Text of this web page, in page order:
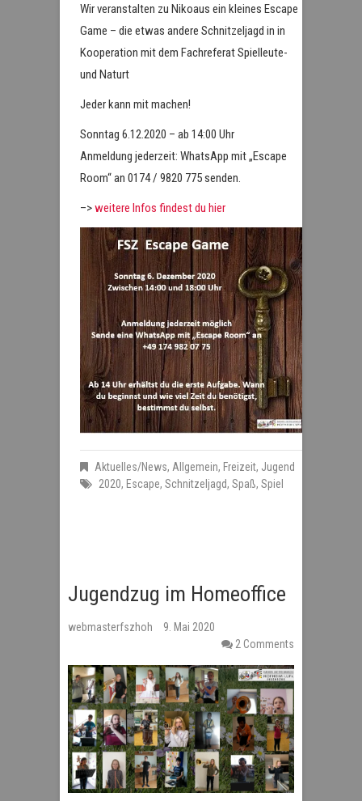
Wir veranstalten zu Nikoaus ein kleines Escape
Game – die etwas andere Schnitzeljagd in in
Kooperation mit dem Fachreferat Spielleute-
und Naturt
Jeder kann mit machen!
Sonntag 6.12.2020 – ab 14:00 Uhr
Anmeldung jederzeit: WhatsApp mit „Escape
Room“ an 0174 / 9820 775 senden.
–>weitere Infos findest du hier
Aktuelles/News, Allgemein, Freizeit, Jugend
2020, Escape, Schnitzeljagd, Spaß, Spiel
Jugendzug im Homeoffice
webmasterfszhoh
9. Mai 2020
2 Comments